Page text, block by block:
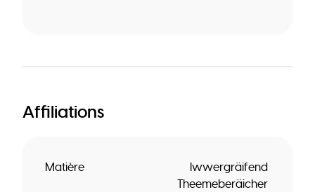
Affiliations
Matière
Iwwergräifend
Theemeberäicher